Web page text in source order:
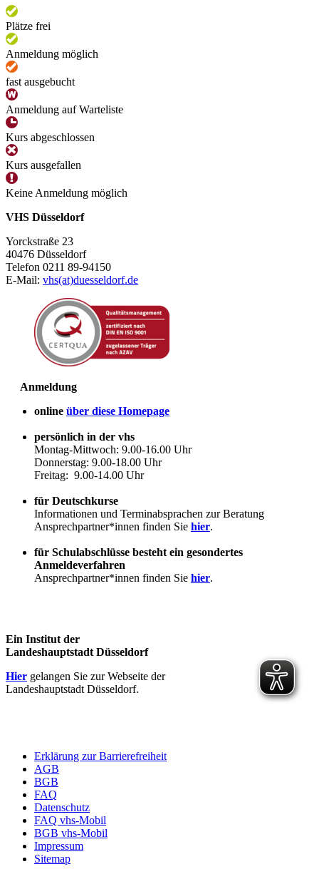
Plätze frei
Anmeldung möglich
fast ausgebucht
Anmeldung auf Warteliste
Kurs abgeschlossen
Kurs ausgefallen
Keine Anmeldung möglich
VHS Düsseldorf
Yorckstraße 23
40476 Düsseldorf
Telefon 0211 89-94150
E-Mail: vhs(at)duesseldorf.de
Anmeldung
online über diese Homepage
persönlich in der vhs
Montag-Mittwoch: 9.00-16.00 Uhr
Donnerstag: 9.00-18.00 Uhr
Freitag: 9.00-14.00 Uhr
für Deutschkurse
Informationen und Terminabsprachen zur Beratung
Ansprechpartner*innen finden Sie hier.
für Schulabschlüsse besteht ein gesondertes
Anmeldeverfahren
Ansprechpartner*innen finden Sie hier.
Ein Institut der
Landeshauptstadt Düsseldorf
Hier gelangen Sie zur Webseite der
Landeshauptstadt Düsseldorf.
Erklärung zur Barrierefreiheit
AGB
BGB
FAQ
Datenschutz
FAQ vhs-Mobil
BGB vhs-Mobil
Impressum
Sitemap